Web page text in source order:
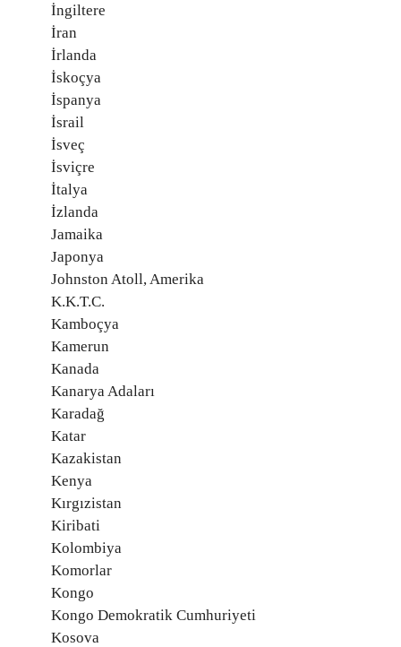
İngiltere
İran
İrlanda
İskoçya
İspanya
İsrail
İsveç
İsviçre
İtalya
İzlanda
Jamaika
Japonya
Johnston Atoll, Amerika
K.K.T.C.
Kamboçya
Kamerun
Kanada
Kanarya Adaları
Karadağ
Katar
Kazakistan
Kenya
Kırgızistan
Kiribati
Kolombiya
Komorlar
Kongo
Kongo Demokratik Cumhuriyeti
Kosova